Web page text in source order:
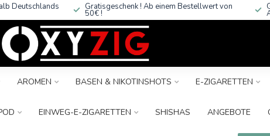
Deutschlands Gratisgeschenk ! Ab einem Bestellwert von
50€ !
AROMEN BASEN & NIKOTINSHOTS E-ZIGARETTEN
EINWEG-E-ZIGARETTEN SHISHAS ANGEBOTE